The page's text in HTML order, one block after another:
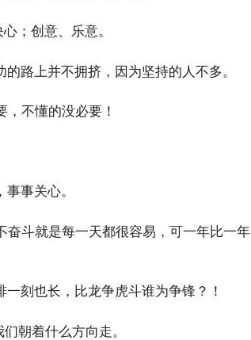
；创意、乐意。
路上并不拥挤，因为坚持的人不多。
不懂的没必要！
事关心。
斗就是每一天都很容易，可一年比一年
刻也长，比龙争虎斗谁为争锋？！
朝着什么方向走。